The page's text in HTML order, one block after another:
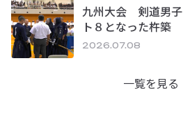
九州大会 剣道男
ト８となった杵築
2026.07.08
一覧を見る